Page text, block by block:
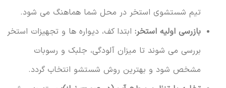
تیم شستشوی استخر در محل شما هماهنگ می شود.
بازرسی اولیه استخر:ابتدا کف، دیواره ها و تجهیزات استخر
بررسی می شوند تا میزان آلودگی، جلبک و رسوبات
مشخص شود و بهترین روش شستشو انتخاب گردد.